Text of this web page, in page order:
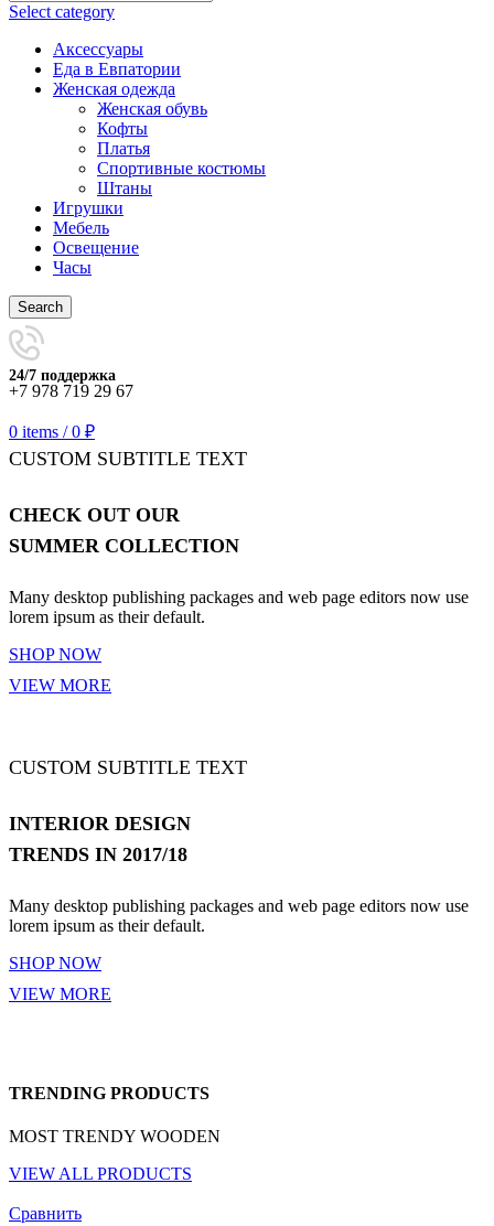
Select category
Аксессуары
Еда в Евпатории
Женская одежда
Женская обувь
Кофты
Платья
Спортивные костюмы
Штаны
Игрушки
Мебель
Освещение
Часы
Search
24/7 поддержка
+7 978 719 29 67
0 items / 0 ₽
CUSTOM SUBTITLE TEXT
CHECK OUT OUR
SUMMER COLLECTION
Many desktop publishing packages and web page editors now use
lorem ipsum as their default.
SHOP NOW
VIEW MORE
CUSTOM SUBTITLE TEXT
INTERIOR DESIGN
TRENDS IN 2017/18
Many desktop publishing packages and web page editors now use
lorem ipsum as their default.
SHOP NOW
VIEW MORE
TRENDING PRODUCTS
MOST TRENDY WOODEN
VIEW ALL PRODUCTS
Сравнить